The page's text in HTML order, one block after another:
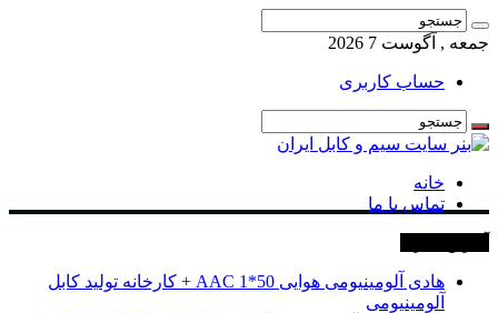
جمعه , آگوست 7 2026
حساب کاربری
خانه
تماس با ما
هادی آلومینیومی هوایی 50*1 AAC + کارخانه تولید کابل
آلومینیومی